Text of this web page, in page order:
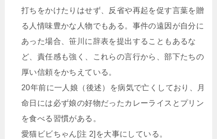
打ちをかけたりはせず、反省や再起を促す言葉を贈
る人情味豊かな人物でもある。事件の遠因が自分に
あった場合、笹川に辞表を提出することもあるな
ど、責任感も強く、これらの言行から、部下たちの
厚い信頼をかちえている。
20年前に一人娘（後述）を病気で亡くしており、月
命日には必ず娘の好物だったカレーライスとプリン
を食べる習慣がある。
愛猫ビビちゃん[注 2]を大事にしている。